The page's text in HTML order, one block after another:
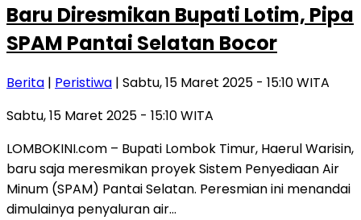
Baru Diresmikan Bupati Lotim, Pipa
SPAM Pantai Selatan Bocor
Berita | Peristiwa | Sabtu, 15 Maret 2025 - 15:10 WITA
Sabtu, 15 Maret 2025 - 15:10 WITA
LOMBOKINI.com – Bupati Lombok Timur, Haerul Warisin,
baru saja meresmikan proyek Sistem Penyediaan Air
Minum (SPAM) Pantai Selatan. Peresmian ini menandai
dimulainya penyaluran air…